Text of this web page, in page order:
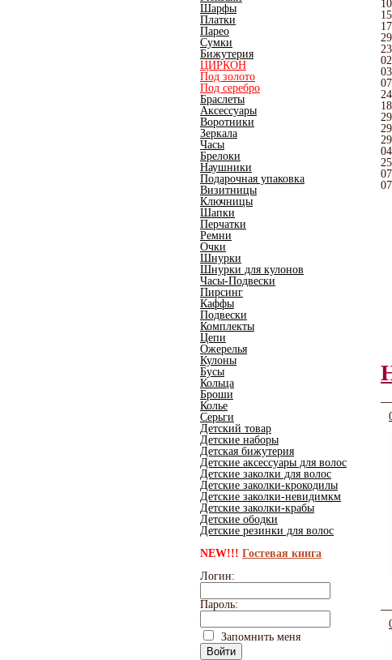
Шарфы
Платки
Парео
Сумки
Бижутерия
ЦИРКОН
Под золото
Под серебро
Браслеты
Аксессуары
Воротники
Зеркала
Часы
Брелоки
Наушники
Подарочная упаковка
Визитницы
Ключницы
Шапки
Перчатки
Ремни
Очки
Шнурки
Шнурки для кулонов
Часы-Подвески
Пирсинг
Каффы
Подвески
Комплекты
Цепи
Ожерелья
Кулоны
Бусы
Кольца
Броши
Колье
Серьги
Детский товар
Детские наборы
Детская бижутерия
Детские аксессуары для волос
Детские заколки для волос
Детские заколки-крокодилы
Детские заколки-невидимкм
Детские заколки-крабы
Детские ободки
Детские резинки для волос
NEW!!! Гостевая книга
Логин:
Пароль:
Запомнить меня